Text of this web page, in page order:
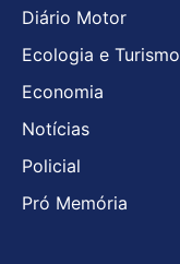
Diário Motor
Ecologia e Turismo
Economia
Notícias
Policial
Pró Memória